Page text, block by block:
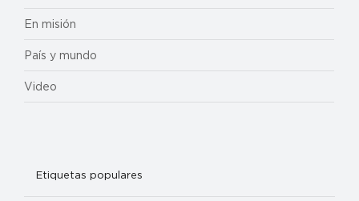
En misión
País y mundo
Video
Etiquetas populares